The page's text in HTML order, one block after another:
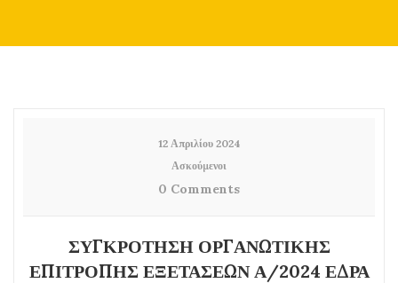
12 Απριλίου 2024
Ασκούμενοι
0 Comments
ΣΥΓΚΡΟΤΗΣΗ ΟΡΓΑΝΩΤΙΚΗΣ
ΕΠΙΤΡΟΠΗΣ ΕΞΕΤΑΣΕΩΝ Α/2024 ΕΔΡΑ